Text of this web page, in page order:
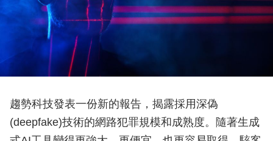
趨勢科技發表一份新的報告，揭露採用深偽
(deepfake)技術的網路犯罪規模和成熟度。隨著生成